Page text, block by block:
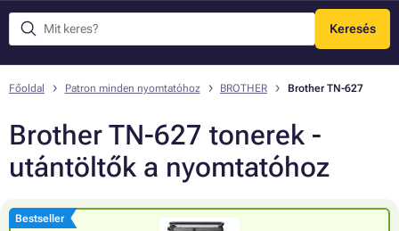
Keresés
Menü
Főoldal Patron minden nyomtatóhoz BROTHER Brother TN-627
Brother TN-627 tonerek -
utántöltők a nyomtatóhoz
Bestseller